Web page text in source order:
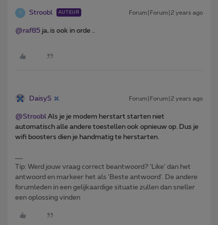
S Stroobl AUTEUR Forum|Forum|2 years ago
@raf85 ja, is ook in orde ..
DaisyS Forum|Forum|2 years ago
@Stroobl Als je je modem herstart starten niet
automatisch alle andere toestellen ook opnieuw op. Dus je
wifi boosters dien je handmatig te herstarten.
Tip: Werd jouw vraag correct beantwoord? ‘Like’ dan het
antwoord en markeer het als 'Beste antwoord'. De andere
forumleden in een gelijkaardige situatie zullen dan sneller
een oplossing vinden